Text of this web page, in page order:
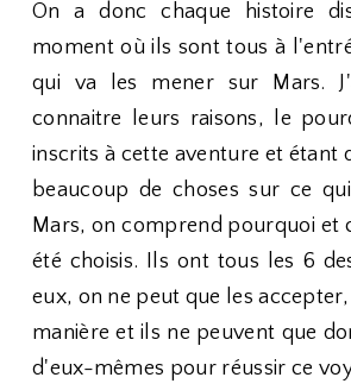
On a donc chaque histoire
moment où ils sont tous à
qui va les mener sur Mars.
connaitre leurs raisons, le
inscrits à cette aventure et étant
beaucoup de choses sur ce
Mars, on comprend pourquoi et
été choisis. Ils ont tous les 6
eux, on ne peut que les
manière et ils ne peuvent que
d'eux-mêmes pour réussir ce